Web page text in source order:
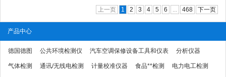
上一页 1 2 3 4 5 6 ... 468 下一页
产品中心
德国德图 公共环境检测仪 汽车空调保修设备工具和仪表 分析仪器
气体检测 通讯/无线电检测 计量校准仪器 食品**检测 电力电工检测